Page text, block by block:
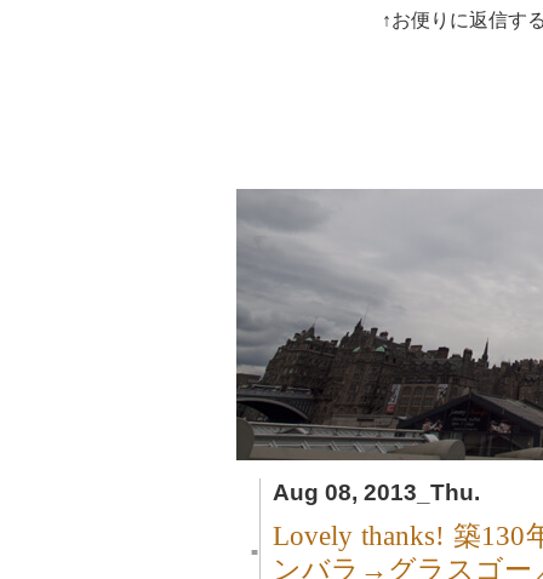
↑お便りに返信す
Aug 08, 2013_Thu.
■
Lovely thanks! 築
ンバラ→グラスゴー